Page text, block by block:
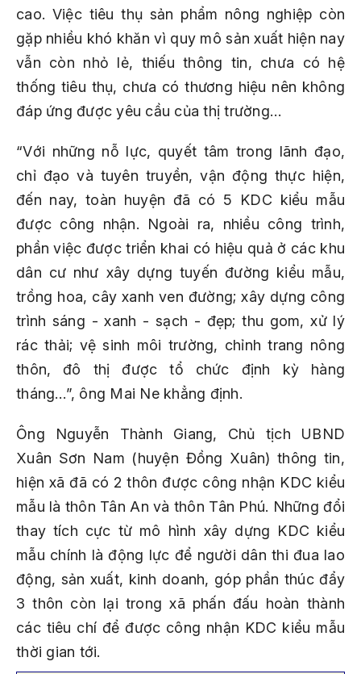
cao. Việc tiêu thụ sản phẩm nông nghiệp còn
gặp nhiều khó khăn vì quy mô sản xuất hiện nay
vẫn còn nhỏ lẻ, thiếu thông tin, chưa có hệ
thống tiêu thụ, chưa có thương hiệu nên không
đáp ứng được yêu cầu của thị trường…
“Với những nỗ lực, quyết tâm trong lãnh đạo,
chỉ đạo và tuyên truyền, vận động thực hiện,
đến nay, toàn huyện đã có 5 KDC kiểu mẫu
được công nhận. Ngoài ra, nhiều công trình,
phần việc được triển khai có hiệu quả ở các khu
dân cư như xây dựng tuyến đường kiểu mẫu,
trồng hoa, cây xanh ven đường; xây dựng công
trình sáng - xanh - sạch - đẹp; thu gom, xử lý
rác thải; vệ sinh môi trường, chỉnh trang nông
thôn, đô thị được tổ chức định kỳ hàng
tháng…”, ông Mai Ne khẳng định.
Ông Nguyễn Thành Giang, Chủ tịch UBND
Xuân Sơn Nam (huyện Đồng Xuân) thông tin,
hiện xã đã có 2 thôn được công nhận KDC kiểu
mẫu là thôn Tân An và thôn Tân Phú. Những đổi
thay tích cực từ mô hình xây dựng KDC kiểu
mẫu chính là động lực để người dân thi đua lao
động, sản xuất, kinh doanh, góp phần thúc đẩy
3 thôn còn lại trong xã phấn đấu hoàn thành
các tiêu chí để được công nhận KDC kiểu mẫu
thời gian tới.